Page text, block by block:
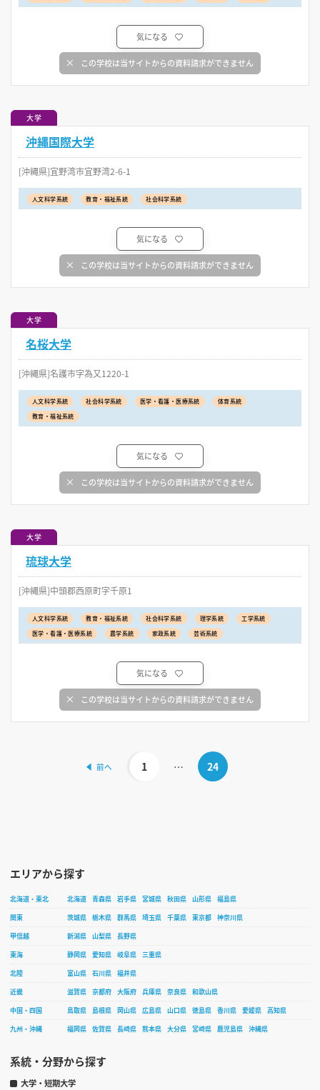
気になる
この学校は当サイトからの資料請求ができません
大学
沖縄国際大学
[沖縄県]宜野湾市宜野湾2-6-1
人文科学系統 教育・福祉系統 社会科学系統
気になる
この学校は当サイトからの資料請求ができません
大学
名桜大学
[沖縄県]名護市字為又1220-1
人文科学系統 社会科学系統 医学・看護・医療系統
体育系統
教育・福祉系統
気になる
この学校は当サイトからの資料請求ができません
大学
琉球大学
[沖縄県]中頭郡西原町字千原1
人文科学系統 教育・福祉系統 社会科学系統 理学系統
工学系統
医学・看護・医療系統
農学系統 家政系統 芸術系統
気になる
この学校は当サイトからの資料請求ができません
1 … 24
エリアから探す
北海道・東北 北海道 青森県 岩手県 宮城県 秋田県 山形県
福島県
関東
茨城県 栃木県 群馬県 埼玉県 千葉県 東京都
神奈川県
甲信越
新潟県 山梨県
長野県
東海
静岡県 愛知県 岐阜県
三重県
北陸
富山県 石川県
福井県
近畿
滋賀県 京都府 大阪府 兵庫県 奈良県
和歌山県
中国・四国
鳥取県 島根県 岡山県 広島県 山口県 徳島県 香川県 愛媛県
高知県
九州・沖縄
福岡県 佐賀県 長崎県 熊本県 大分県 宮崎県 鹿児島県 沖縄県
系統・分野から探す
大学・短期大学